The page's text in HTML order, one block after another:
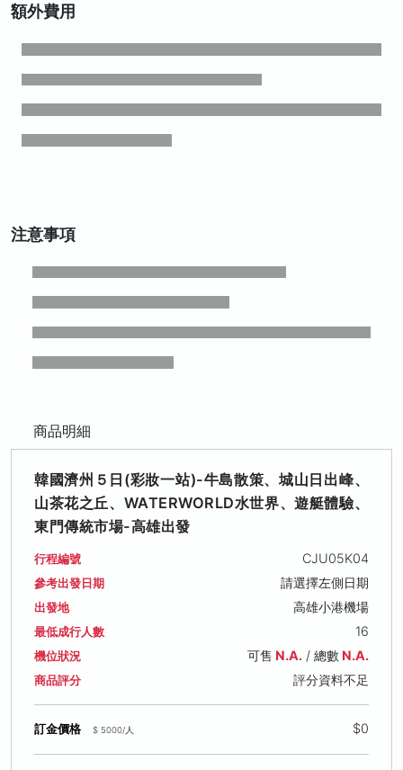
額外費用
注意事項
商品明細
韓國濟州５日(彩妝一站)-牛島散策、城山日出峰、
山茶花之丘、WATERWORLD水世界、遊艇體驗、
東門傳統市場-高雄出發
行程編號 CJU05K04
參考出發日期 請選擇左側日期
出發地 高雄小港機場
最低成行人數 16
機位狀況 可售 N.A./ 總數N.A.
商品評分 評分資料不足
訂金價格 $ 5000/人 $0